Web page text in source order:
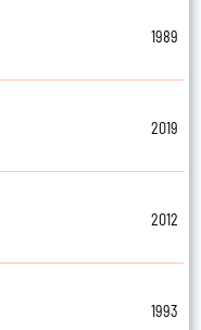
1989
2019
2012
1993